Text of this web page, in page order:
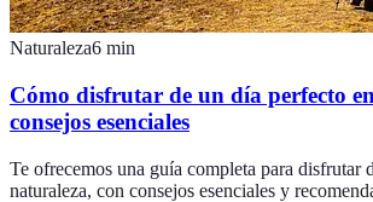
Naturaleza6 min
Cómo disfrutar de un día perfecto
consejos esenciales
Te ofrecemos una guía completa para disfrutar
naturaleza, con consejos esenciales y